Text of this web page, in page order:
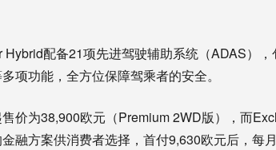
配备21项先进驾驶辅助系统（ADAS）
项功能，全方位保障驾乘者的安全。
价为38,900欧元（Premium 2WD版），而
融方案供消费者选择，首付9,630欧元后，每